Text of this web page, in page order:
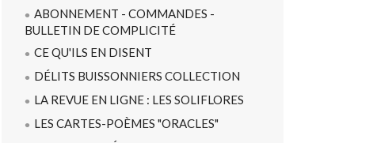
ABONNEMENT - COMMANDES -
BULLETIN DE COMPLICITÉ
CE QU'ILS EN DISENT
DÉLITS BUISSONNIERS COLLECTION
LA REVUE EN LIGNE : LES SOLIFLORES
LES CARTES-POÈMES "ORACLES"